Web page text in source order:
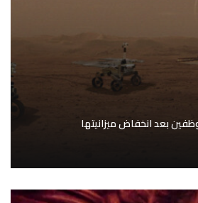
بعد انخفاض ميزانيتها